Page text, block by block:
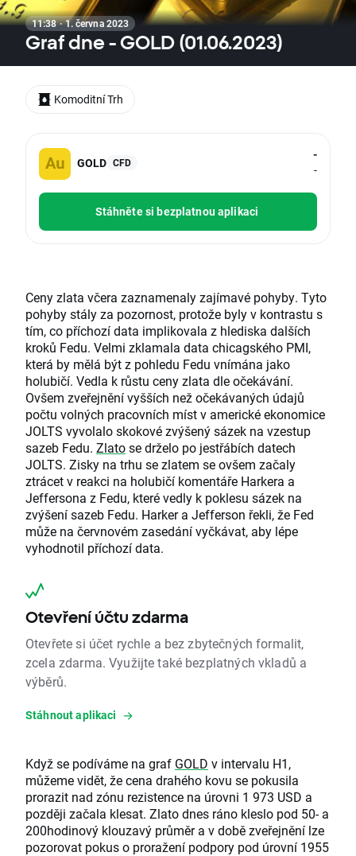
11:38 · 1. června 2023
Graf dne - GOLD (01.06.2023)
GOLD CFD
-
-
Stáhněte si bezplatnou aplikaci
Ceny zlata včera zaznamenaly zajímavé pohyby. Tyto
pohyby stály za pozornost, protože byly v kontrastu s
tím, co příchozí data implikovala z hlediska dalších
kroků Fedu. Velmi zklamala data chicagského PMI,
která by mělá být z pohledu Fedu vnímána jako
holubičí. Vedla k růstu ceny zlata dle očekávání.
Ovšem zveřejnění vyšších než očekávaných údajů
počtu volných pracovních míst v americké ekonomice
JOLTS vyvolalo skokové zvýšený sázek na vzestup
sazeb Fedu. Zlatose drželo po jestřábích datech
JOLTS. Zisky na trhu se zlatem se ovšem začaly
ztrácet v reakci na holubičí komentáře Harkera a
Jeffersona z Fedu, které vedly k poklesu sázek na
zvýšení sazeb Fedu. Harker a Jefferson řekli, že Fed
může na červnovém zasedání vyčkávat, aby lépe
vyhodnotil příchozí data.
Otevření účtu zdarma
Otevřete si účet rychle a bez zbytečných formalit,
zcela zdarma. Využijte také bezplatných vkladů a
výběrů.
Stáhnout aplikaci
Když se podíváme na graf GOLD v intervalu H1,
můžeme vidět, že cena drahého kovu se pokusila
prorazit nad zónu rezistence na úrovni 1 973 USD a
později začala klesat. Zlato dnes ráno kleslo pod 50- a
200hodinový klouzavý průměr a v době zveřejnění lze
pozorovat pokus o proražení podpory pod úrovní 1955
Komoditní Trh